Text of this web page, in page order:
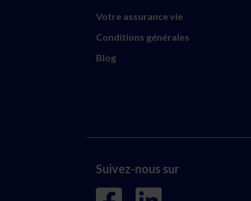
Votre assurance vie
Conditions générales
Blog
Suivez-nous sur